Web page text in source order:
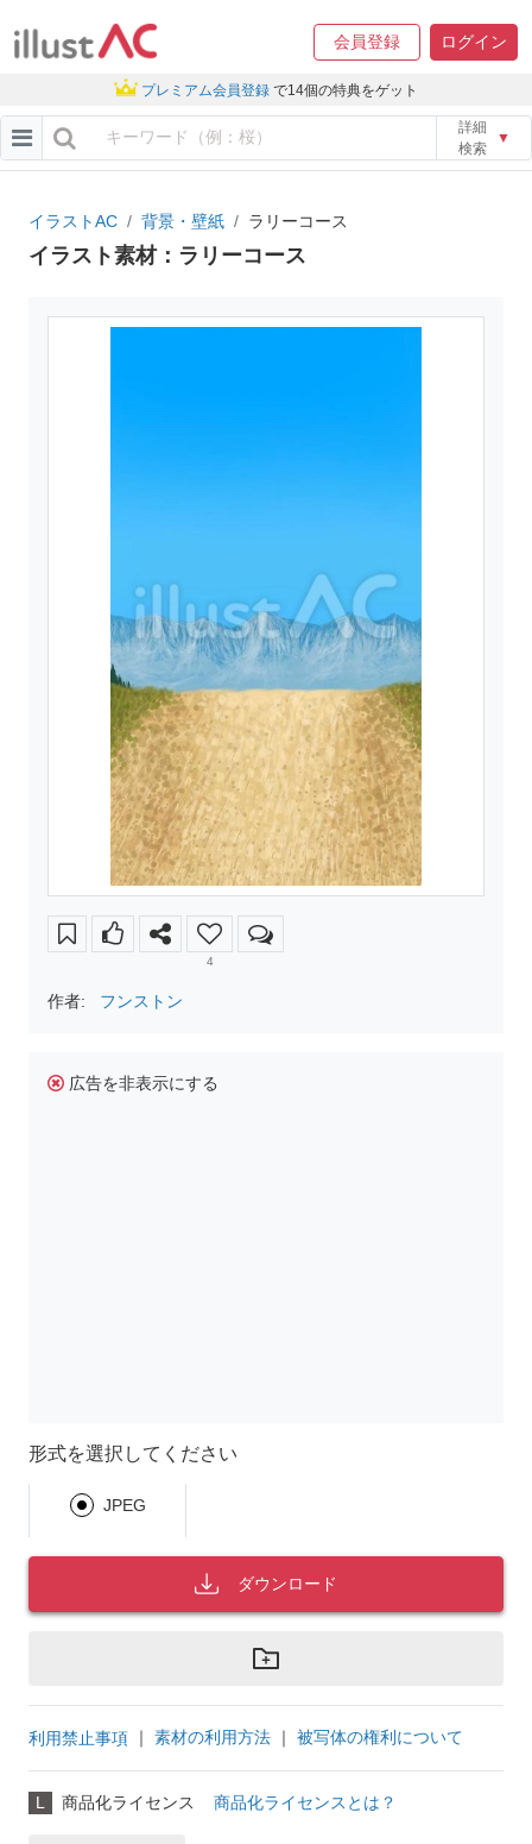
会員登録 ログイン
プレミアム会員登録 で14個の特典をゲット
詳細
検索
▼
イラストAC 背景・壁紙 ラリーコース
イラスト素材：ラリーコース
4
作者: フンストン
広告を非表示にする
形式を選択してください
JPEG
ダウンロード
利用禁止事項 ｜ 素材の利用方法 ｜ 被写体の権利について
L 商品化ライセンス 商品化ライセンスとは？